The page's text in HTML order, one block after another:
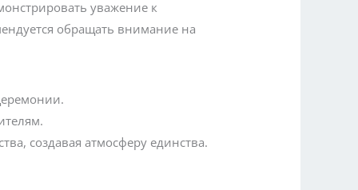
уважение к
обращать внимание на
создавая атмосферу единства.